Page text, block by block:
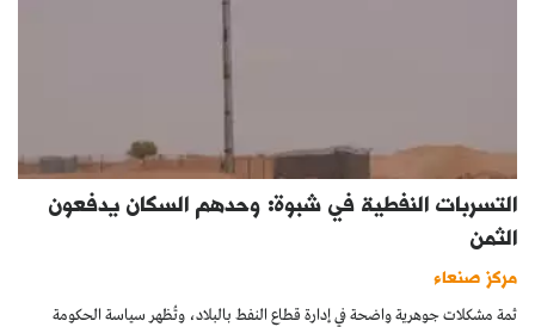
التسربات النفطية في شبوة: وحدهم السكان يدفعون
الثمن
مركز صنعاء
ثمة مشكلات جوهرية واضحة في إدارة قطاع النفط بالبلاد، وتُظهر سياسة الحكومة